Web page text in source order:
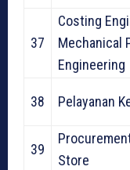
37
Costing
Mechanical
Engineering
38 Pelayanan
39
Store